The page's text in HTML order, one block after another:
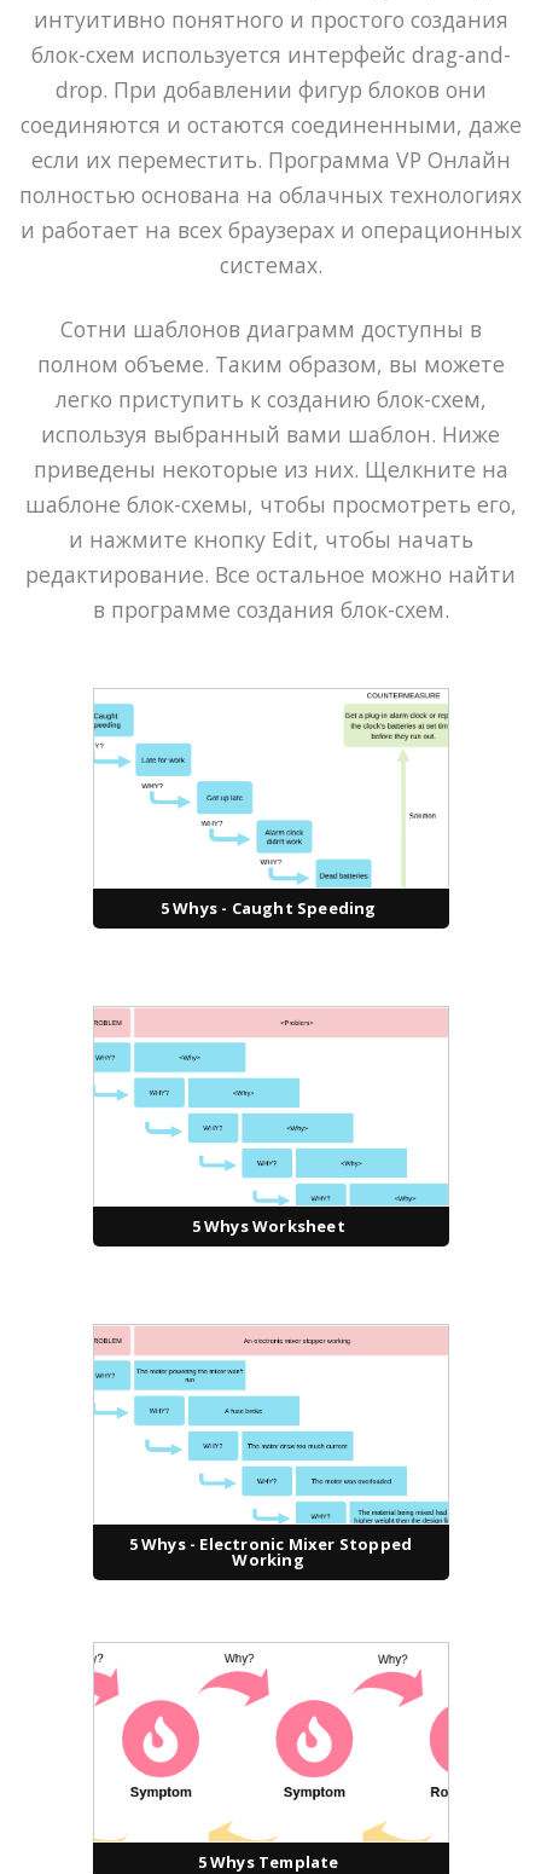
интуитивно понятного и простого создания
блок-схем используется интерфейс drag-and-
drop. При добавлении фигур блоков они
соединяются и остаются соединенными, даже
если их переместить. Программа VP Онлайн
полностью основана на облачных технологиях
и работает на всех браузерах и операционных
системах.
Сотни шаблонов диаграмм доступны в
полном объеме. Таким образом, вы можете
легко приступить к созданию блок-схем,
используя выбранный вами шаблон. Ниже
приведены некоторые из них. Щелкните на
шаблоне блок-схемы, чтобы просмотреть его,
и нажмите кнопку Edit, чтобы начать
редактирование. Все остальное можно найти
в программе создания блок-схем.
5 Whys - Caught Speeding
5 Whys Worksheet
5 Whys - Electronic Mixer Stopped
Working
5 Whys Template